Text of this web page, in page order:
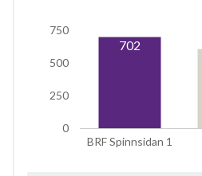
BRF Spinnsidan 1
0
250
500
750
702